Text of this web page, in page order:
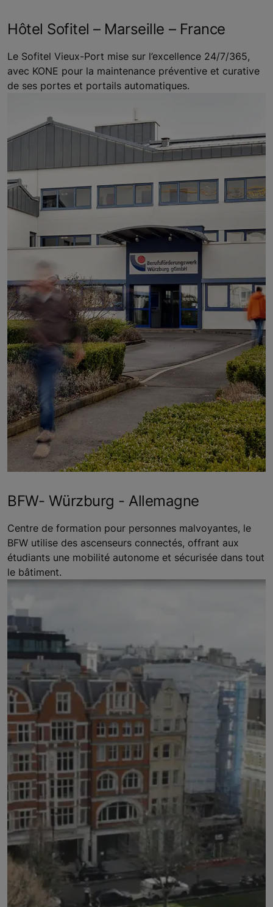
Hôtel Sofitel – Marseille – France
Le Sofitel Vieux-Port mise sur l’excellence 24/7/365,
avec KONE pour la maintenance préventive et curative
de ses portes et portails automatiques.
BFW- Würzburg - Allemagne
Centre de formation pour personnes malvoyantes, le
BFW utilise des ascenseurs connectés, offrant aux
étudiants une mobilité autonome et sécurisée dans tout
le bâtiment.